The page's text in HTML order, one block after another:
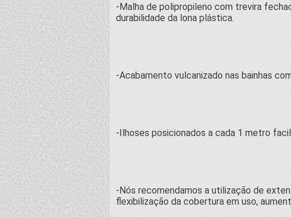
-Malha de polipropileno com trevira
durabilidade da lona plástica.
-Acabamento vulcanizado nas bainhas
-Ilhoses posicionados a cada 1 metro
-Nós recomendamos a utilização de
flexibilização da cobertura em uso,